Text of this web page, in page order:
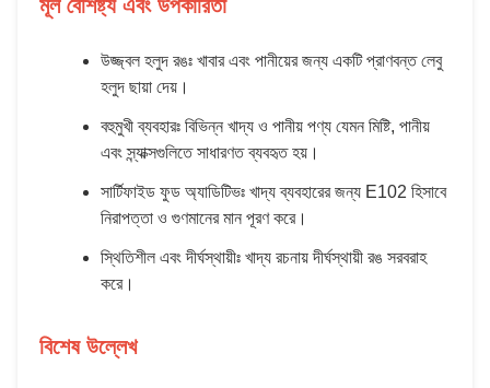
মূল বৈশিষ্ট্য এবং উপকারিতা
উজ্জ্বল হলুদ রঙঃ খাবার এবং পানীয়ের জন্য একটি প্রাণবন্ত লেবু
হলুদ ছায়া দেয়।
বহুমুখী ব্যবহারঃ বিভিন্ন খাদ্য ও পানীয় পণ্য যেমন মিষ্টি, পানীয়
এবং স্ন্যাক্সগুলিতে সাধারণত ব্যবহৃত হয়।
সার্টিফাইড ফুড অ্যাডিটিভঃ খাদ্য ব্যবহারের জন্য E102 হিসাবে
নিরাপত্তা ও গুণমানের মান পূরণ করে।
স্থিতিশীল এবং দীর্ঘস্থায়ীঃ খাদ্য রচনায় দীর্ঘস্থায়ী রঙ সরবরাহ
করে।
বিশেষ উল্লেখ